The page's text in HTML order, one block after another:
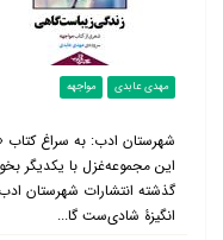
مهدی عابدی مواجهه
شهرستان ادب:‌ به سراغ کتاب
این مجموعه‌غزل با یکدیگر
گذشته انتشارات شهرستان
انگیزۀ شادی‌ست گا...